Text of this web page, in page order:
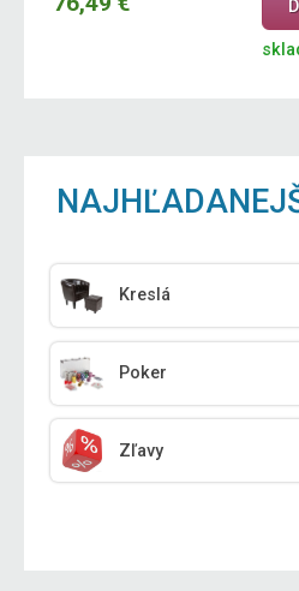
Kreslá
Poker
Zľavy